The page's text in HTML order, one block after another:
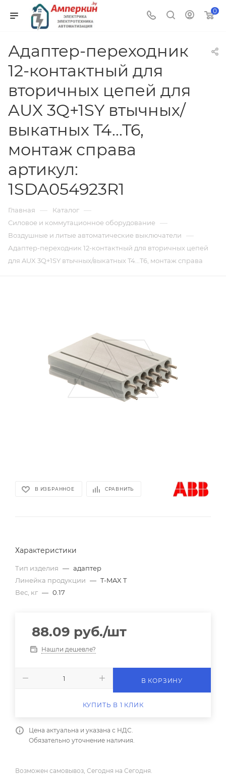
0
Адаптер-переходник
12-контактный для
вторичных цепей для
AUX 3Q+1SY втычных/
выкатных T4...T6,
монтаж справа
артикул:
1SDA054923R1
Главная — Каталог —
Силовое и коммутационное оборудование —
Воздушные и литые автоматические выключатели —
Адаптер-переходник 12-контактный для вторичных цепей
для AUX 3Q+1SY втычных/выкатных T4...T6, монтаж справа
В ИЗБРАННОЕ СРАВНИТЬ
Характеристики
Тип изделия — адаптер
Линейка продукции — T-MAX T
Вес, кг — 0.17
88.09 руб./шт
Нашли дешевле?
В КОРЗИНУ
КУПИТЬ В 1 КЛИК
Цена актуальна и указана с НДС.
Обязательно уточнение наличия.
Возможен самовывоз, Сегодня на Сегодня.